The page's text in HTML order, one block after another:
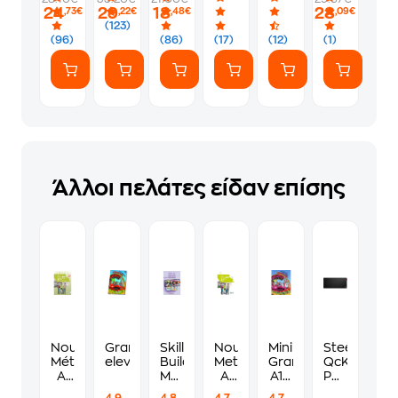
(96)
24,73€
(123)
29,22€
(86)
18,48€
(17) (12) (1)
28,09€
Άλλοι πελάτες είδαν επίσης
Nouveau
Méthodelf
Α1
Grammatix
eleve
Skills
Builder
Movers
Nouveau
Methodelf
A1
Mini
Grammatix
A1 -
Steelseries
QcK